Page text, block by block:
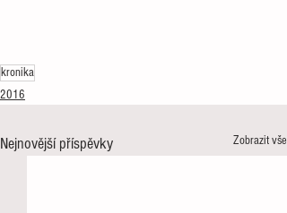
kronika
2016
Nejnovější příspěvky Zobrazit vše